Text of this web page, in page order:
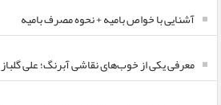
آشنایی با خواص بامیه + نحوه مصرف بامیه
معرفی یکی از خوب‌های نقاشی آبرنگ؛ علی گلباز